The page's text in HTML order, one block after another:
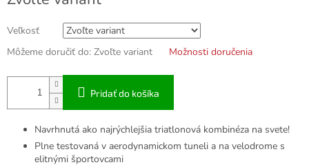
Veľkosť
Môžeme doručiť do: Zvoľte variant Možnosti doručenia
Pridať do košíka
Navrhnutá ako najrýchlejšia triatlonová kombinéza na svete!
Plne testovaná v aerodynamickom tuneli a na velodrome s
elitnými športovcami